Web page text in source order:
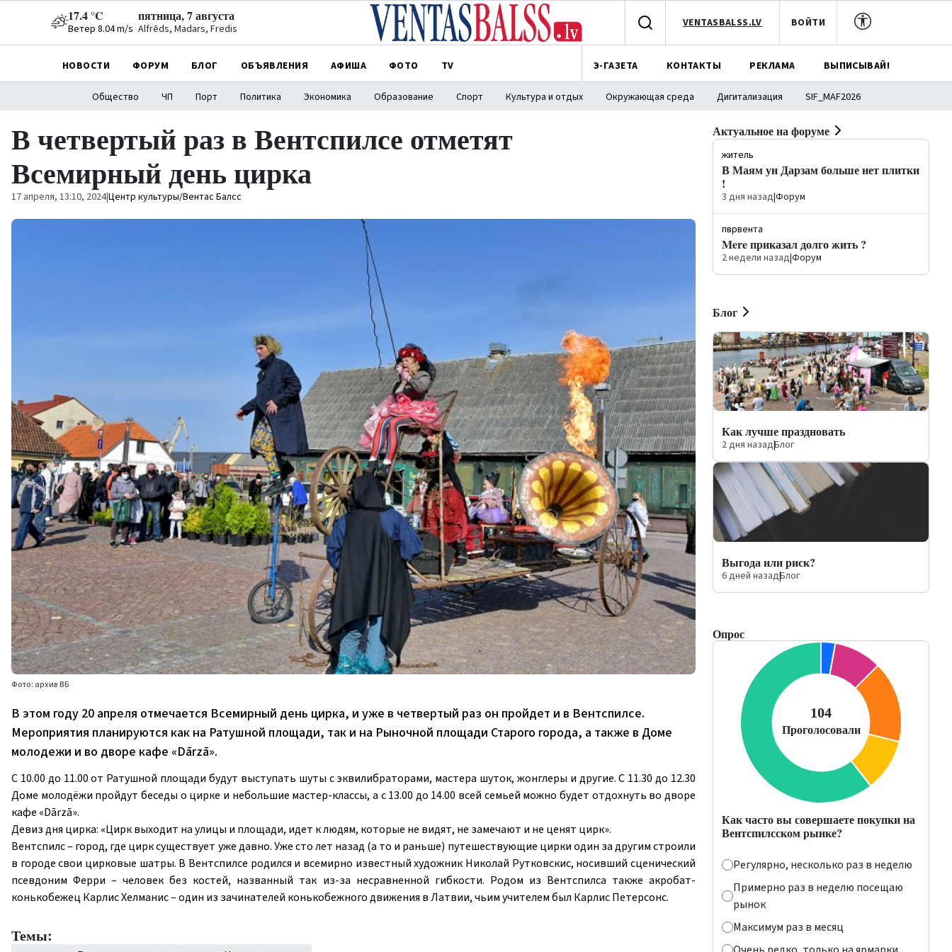
17.4 °C
Ветер 8.04 m/s
пятница, 7 августа
Alfrēds, Madars, Fredis VENTASBALSS.LV ВОЙТИ
НОВОСТИ ФОРУМ БЛОГ ОБЪЯВЛЕНИЯ АФИША ФОТО TV Э-ГАЗЕТА КОНТАКТЫ РЕКЛАМА ВЫПИСЫВАЙ!
Общество ЧП Порт Политика Экономика Образование Спорт Культура и отдых Окружающая среда Дигитализация SIF_MAF2026
В четвертый раз в Вентспилсе отметят
Всемирный день цирка
17 апреля, 13:10, 2024|Центр культуры/Вентас Балсс
Фото: архив ВБ
В этом году 20 апреля отмечается Всемирный день цирка, и уже в четвертый раз он пройдет и в Вентспилсе.
Мероприятия планируются как на Ратушной площади, так и на Рыночной площади Старого города, а также в Доме
молодежи и во дворе кафе «Dārzā».
С 10.00 до 11.00 от Ратушной площади будут выступать шуты с эквилибраторами, мастера шуток, жонглеры и другие. С 11.30 до 12.30
Доме молодёжи пройдут беседы о цирке и небольшие мастер-классы, а с 13.00 до 14.00 всей семьей можно будет отдохнуть во дворе
кафе «Dārzā».
Девиз дня цирка: «Цирк выходит на улицы и площади, идет к людям, которые не видят, не замечают и не ценят цирк».
Вентспилс – город, где цирк существует уже давно. Уже сто лет назад (а то и раньше) путешествующие цирки один за другим строили
в городе свои цирковые шатры. В Вентспилсе родился и всемирно известный художник Николай Рутковскис, носивший сценический
псевдоним Ферри – человек без костей, названный так из-за несравненной гибкости. Родом из Вентспилса также акробат-
конькобежец Карлис Хелманис – один из зачинателей конькобежного движения в Латвии, чьим учителем был Карлис Петерсонс.
Темы:
Актуальное на форуме
житель
В Маям ун Дарзам больше нет плитки
!
3 дня назад|Форум
пврвента
Mere приказал долго жить ?
2 недели назад|Форум
Блог
Как лучше праздновать
2 дня назад|Блог
Выгода или риск?
6 дней назад|Блог
Опрос
Как часто вы совершаете покупки на
Вентспилсском рынке?
Регулярно, несколько раз в неделю
Примерно раз в неделю посещаю
рынок
Максимум раз в месяц